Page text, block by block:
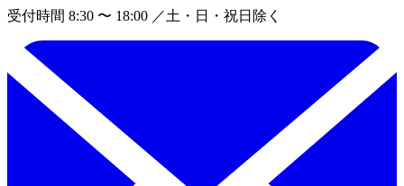
受付時間 8:30 〜 18:00 ／土・日・祝日除く